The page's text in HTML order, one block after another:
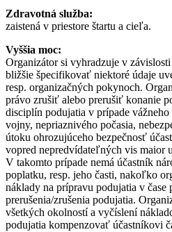
Zdravotná služba:
zaistená v priestore štartu a cieľa.
Vyššia moc:
Organizátor si vyhradzuje v
bližšie špecifikovať niektoré údaje
resp. organizačných pokynoch.
právo zrušiť alebo prerušiť konanie
disciplín podujatia v prípade vážneho
vojny, nepriaznivého počasia,
útoku ohrozujúceho bezpečnosť
vopred nepredvídateľných vis maior
V takomto prípade nemá účastník
poplatku, resp. jeho časti, nakoľko
náklady na prípravu podujatia v čase
prerušenia/zrušenia podujatia.
všetkých okolností a vyčíslení
podujatia kompenzovať účastníkovi